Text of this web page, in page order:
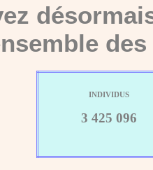
INDIVIDUS
3 425 096